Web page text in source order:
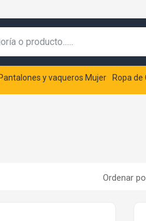
Pantalones y vaqueros Mujer Ropa de
Ordenar